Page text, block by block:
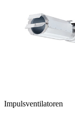
Impulsventilatoren